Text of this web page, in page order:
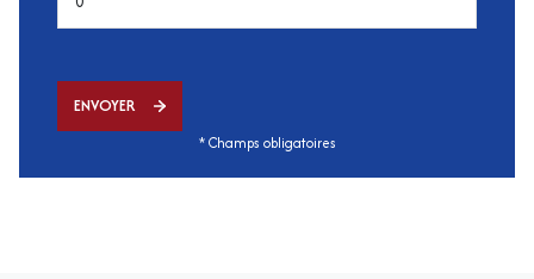
ENVOYER
* Champs obligatoires